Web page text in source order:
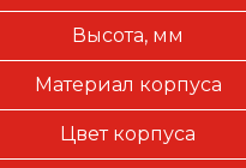
Высота, мм
Материал корпуса
Цвет корпуса